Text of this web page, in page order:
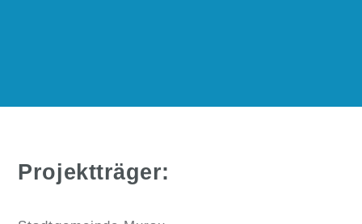
Projektträger: